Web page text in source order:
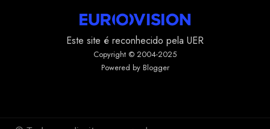
Este site é reconhecido pela UER
Copyright © 2004-2025
Powered by Blogger